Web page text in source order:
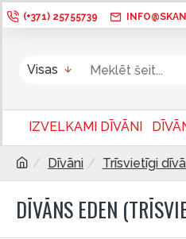
(+371) 25755739
Visas
IZVELKAMI DĪVĀNI
Dīvāni Trīsvietīgi
DĪVĀNS EDEN